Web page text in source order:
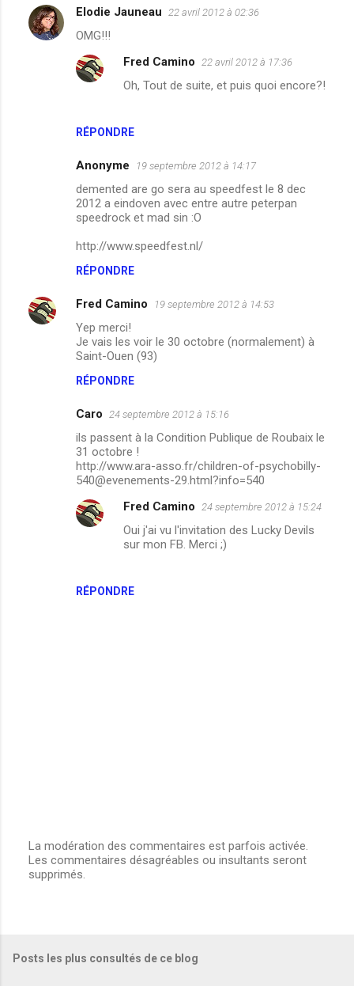
C
o
Elodie Jauneau 22 avril 2012 à 02:36
OMG!!!
RÉPONDRE
Fred Camino 22 avril 2012 à 17:36
Oh, Tout de suite, et puis quoi encore?!
Anonyme 19 septembre 2012 à 14:17
demented are go sera au speedfest le 8 dec
2012 a eindoven avec entre autre peterpan
speedrock et mad sin :O
http://www.speedfest.nl/
RÉPONDRE
Fred Camino 19 septembre 2012 à 14:53
Yep merci!
Je vais les voir le 30 octobre (normalement) à
Saint-Ouen (93)
RÉPONDRE
Caro 24 septembre 2012 à 15:16
ils passent à la Condition Publique de Roubaix le
31 octobre !
http://www.ara-asso.fr/children-of-psychobilly-
540@evenements-29.html?info=540
RÉPONDRE
Fred Camino 24 septembre 2012 à 15:24
Oui j'ai vu l'invitation des Lucky Devils
sur mon FB. Merci ;)
E
n
t
La modération des commentaires est parfois activée.
Les commentaires désagréables ou insultants seront
supprimés.
Posts les plus consultés de ce blog